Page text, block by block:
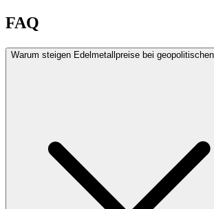
FAQ
Warum steigen Edelmetallpreise bei